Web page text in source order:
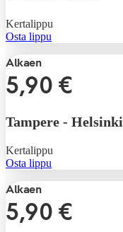
Kertalippu
Osta lippu
Alkaen
5,90 €
Tampere - Helsinki
Kertalippu
Osta lippu
Alkaen
5,90 €